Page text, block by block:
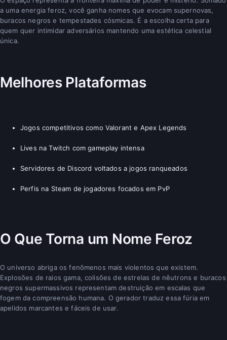
a uma energia feroz, você ganha nomes que evocam supernovas,
buracos negros e tempestades cósmicas. É a escolha certa para
quem quer intimidar adversários mantendo uma estética celestial
única.
Melhores Plataformas
Jogos competitivos como Valorant e Apex Legends
Lives na Twitch com gameplay intensa
Servidores de Discord voltados a jogos ranqueados
Perfis na Steam de jogadores focados em PvP
O Que Torna um Nome Feroz
O universo abriga os fenômenos mais violentos que existem.
Explosões de raios gama, colisões de estrelas de nêutrons e buracos
negros supermassivos representam destruição em escalas que
fogem da compreensão humana. O gerador traduz essa fúria em
apelidos marcantes e fáceis de usar.